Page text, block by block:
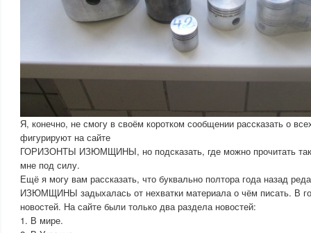
Я, конечно, не смогу в своём коротком сообщении рассказать о
фигурируют на сайте
ГОРИЗОНТЫ ИЗЮМЩИНЫ, но подсказать, где можно прочитать
мне под силу.
Ещё я могу вам рассказать, что буквально полтора года назад
ИЗЮМЩИНЫ задыхалась от нехватки материала о чём писать. В
новостей. На сайте были только два раздела новостей:
1. В мире.